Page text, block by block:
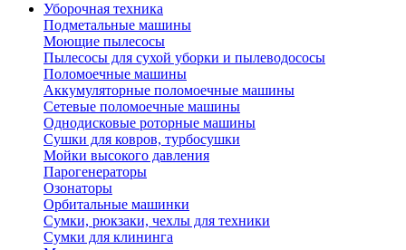
Уборочная техника
Подметальные машины
Моющие пылесосы
Пылесосы для сухой уборки и пылеводососы
Поломоечные машины
Аккумуляторные поломоечные машины
Сетевые поломоечные машины
Однодисковые роторные машины
Сушки для ковров, турбосушки
Мойки высокого давления
Парогенераторы
Озонаторы
Орбитальные машинки
Сумки, рюкзаки, чехлы для техники
Сумки для клининга